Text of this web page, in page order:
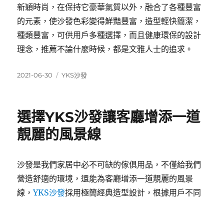
新穎時尚，在保持它豪華氣質以外，融合了各種豐富
的元素，使沙發色彩變得鮮豔豐富，造型輕快簡潔，
種類豐富，可供用戶多種選擇，而且健康環保的設計
理念，推薦不論什麼時候，都是文雅人士的追求。
發
2021-06-30
分
YKS沙發
選擇YKS沙發讓客廳增添一道
靚麗的風景線
沙發是我們家居中必不可缺的傢俱用品，不僅給我們
營造舒適的環境，還能為客廳增添一道靚麗的風景
線，YKS沙發採用極簡經典造型設計，根據用戶不同